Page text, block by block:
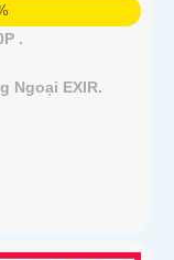
.
Ngoại EXIR.